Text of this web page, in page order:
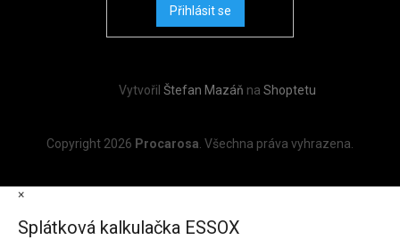
Přihlásit se
Vytvořil Štefan Mazáň na Shoptetu
Copyright 2026 Procarosa . Všechna práva vyhrazena.
×
Splátková kalkulačka ESSOX